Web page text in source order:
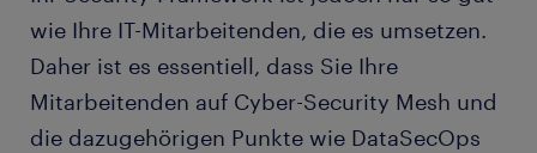
wie Ihre IT-Mitarbeitenden, die es umsetzen.
Daher ist es essentiell, dass Sie Ihre
Mitarbeitenden auf Cyber-Security Mesh und
die dazugehörigen Punkte wie DataSecOps